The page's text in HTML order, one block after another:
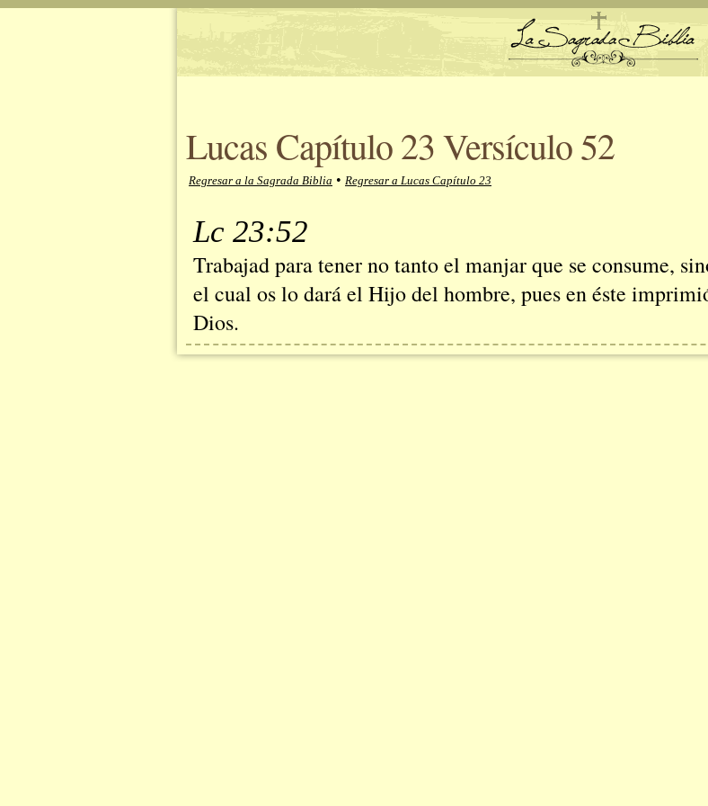
Lucas Capítulo 23 Versículo 52
Regresar a la Sagrada Biblia • Regresar a Lucas Capítulo 23
Lc 23:52
Trabajad para tener no tanto el manjar que se consume,
el cual os lo dará el Hijo del hombre, pues en éste
Dios.